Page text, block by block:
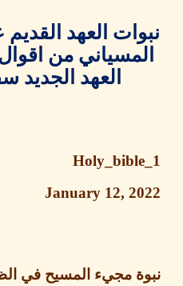
العهد القديم عن
من اقوال
العهد الجديد سفر
January 12,
مجيء المسيح في الظلام